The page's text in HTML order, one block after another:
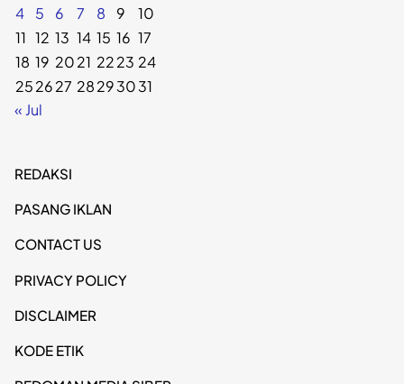
4
5 6 7 8 9
10
11 12 13 14 15 16 17
18 19 2021 2223 24
252627 28293031
« Jul
REDAKSI
PASANG IKLAN
CONTACT US
PRIVACY POLICY
DISCLAIMER
KODE ETIK